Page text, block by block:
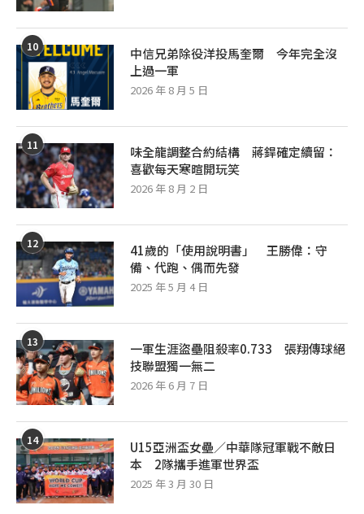
10
中信兄弟除役洋投馬奎爾 今年完全沒
上過一軍
2026 年 8 月 5 日
11
味全龍調整合約結構 蔣銲確定續留：
喜歡每天寒暄開玩笑
2026 年 8 月 2 日
12
41歲的「使用說明書」 王勝偉：守
備、代跑、偶而先發
2025 年 5 月 4 日
13
一軍生涯盜壘阻殺率0.733 張翔傳球絕
技聯盟獨一無二
2026 年 6 月 7 日
14
U15亞洲盃女壘／中華隊冠軍戰不敵日
本 2隊攜手進軍世界盃
2025 年 3 月 30 日